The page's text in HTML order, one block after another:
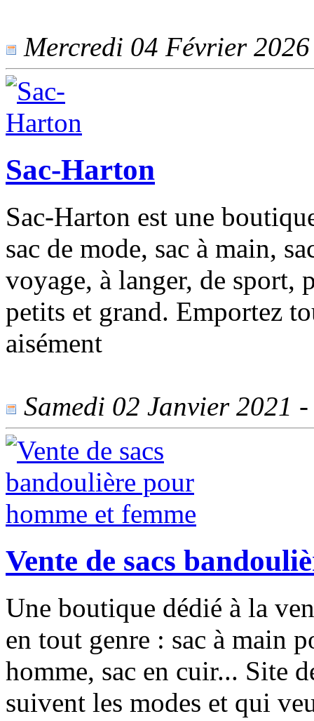
Mercredi 04 Février
Sac-Harton
Sac-Harton est une
sac de mode, sac à main,
voyage, à langer, de sport,
petits et grand. Emportez
aisément
Samedi 02 Janvier 2021
Vente de sacs
Une boutique dédié à la
en tout genre : sac à main
homme, sac en cuir... Site
suivent les modes et qui